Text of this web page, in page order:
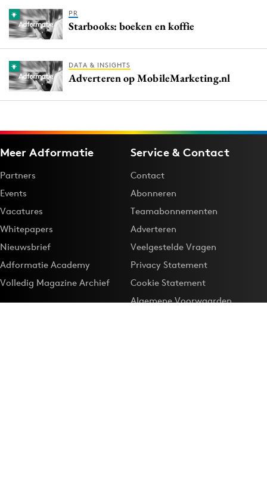
PR
Starbooks: boeken en koffie
DATA & INSIGHTS
Adverteren op MobileMarketing.nl
Meer Adformatie
Partners
Events
Vacatures
Whitepapers
Nieuwsbrief
Adformatie Academy
Volledig Magazine Archief
Service & Contact
Contact
Abonneren
Teamabonnementen
Adverteren
Veelgestelde Vragen
Privacy Statement
Cookie Statement
Algemene Voorwaarden